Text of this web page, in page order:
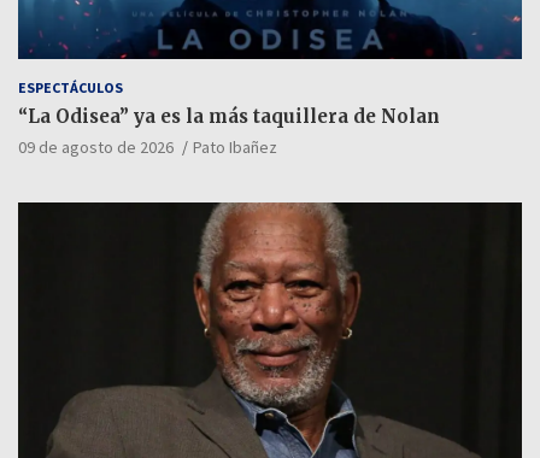
ESPECTÁCULOS
“La Odisea” ya es la más taquillera de Nolan
09 de agosto de 2026 Pato Ibañez